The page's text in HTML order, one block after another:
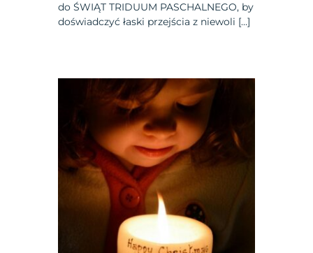
do ŚWIĄT TRIDUUM PASCHALNEGO, by
doświadczyć łaski przejścia z niewoli […]